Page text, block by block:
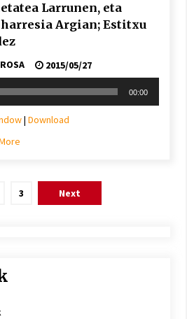
Larrunen, eta
Argian; Estitxu
2015/05/27
00:00
| Download
3 Next